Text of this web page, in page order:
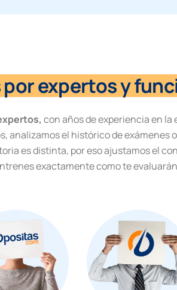
expertos y
con años de experiencia en
analizamos el histórico de
es distinta, por eso ajustamos el
exactamente como te